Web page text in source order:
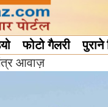
फोटो गैलरी
आवाज़